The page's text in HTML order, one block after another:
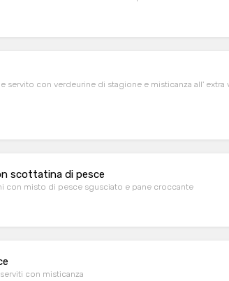
servito con verdeurine di stagione e misticanza all' extra
scottatina di pesce
con misto di pesce sgusciato e pane croccante
con misticanza